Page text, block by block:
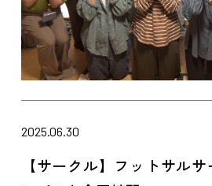
2025.06.30
【サークル】フットサル